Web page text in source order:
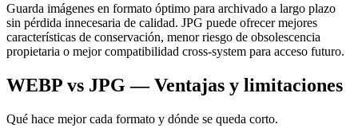
Guarda imágenes en formato óptimo para archivado a largo plazo
sin pérdida innecesaria de calidad. JPG puede ofrecer mejores
características de conservación, menor riesgo de obsolescencia
propietaria o mejor compatibilidad cross-system para acceso futuro.
WEBP vs JPG — Ventajas y limitaciones
Qué hace mejor cada formato y dónde se queda corto.